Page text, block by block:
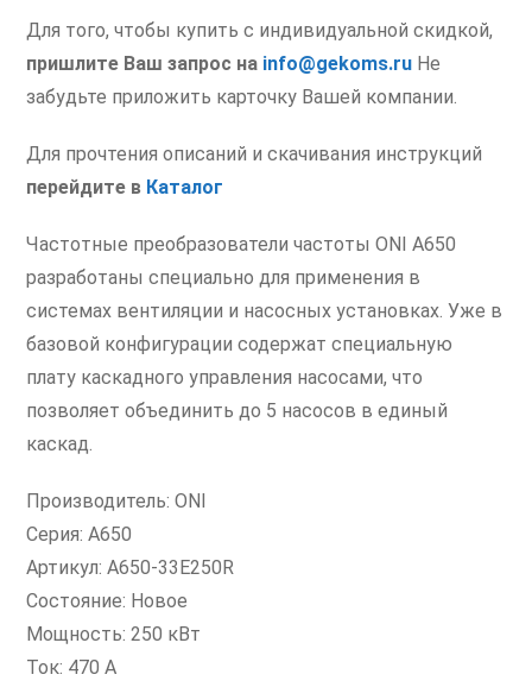
Для того, чтобы купить с индивидуальной скидкой,
пришлите Ваш запрос на info@gekoms.ru Не
забудьте приложить карточку Вашей компании.
Для прочтения описаний и скачивания инструкций
перейдите в Каталог
Частотные преобразователи частоты ONI A650
разработаны специально для применения в
системах вентиляции и насосных установках. Уже в
базовой конфигурации содержат специальную
плату каскадного управления насосами, что
позволяет объединить до 5 насосов в единый
каскад.
Производитель: ONI
Серия: A650
Артикул: A650-33E250R
Состояние: Новое
Мощность: 250 кВт
Ток: 470 А